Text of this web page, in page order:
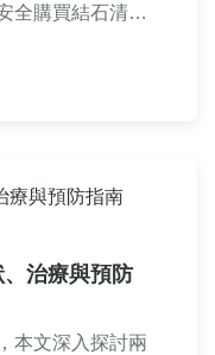
全購買結石清，
治療與預防
本文深入探討兩